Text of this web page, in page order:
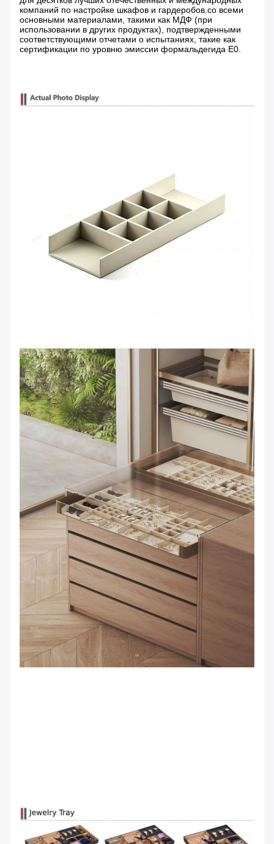
компаний по настройке шкафов и гардеробов.со всеми
основными материалами, такими как МДФ (при
использовании в других продуктах), подтвержденными
соответствующими отчетами о испытаниях, такие как
сертификации по уровню эмиссии формальдегида E0.